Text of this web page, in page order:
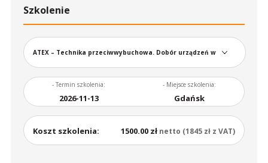
Szkolenie
ATEX – Technika przeciwwybuchowa. Dobór urządzeń w
wykonaniu przeciwwybuchowym w strefach zagrożenia
- Termin szkolenia:
2026-11-13
- Miejsce szkolenia:
Gdańsk
Koszt szkolenia: 1500.00 zł netto (1845 zł z VAT)